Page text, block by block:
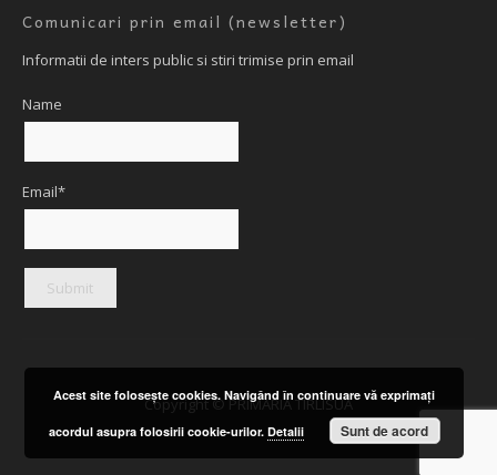
Comunicari prin email (newsletter)
Informatii de inters public si stiri trimise prin email
Name
Email*
Copyright © PRIMARIA TIRLISUA
Acest site foloseşte cookies. Navigând în continuare vă exprimaţi
acordul asupra folosirii cookie-urilor. Detalii Sunt de acord